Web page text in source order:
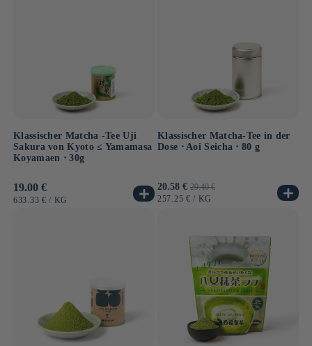
Klassischer Matcha -Tee Uji
Sakura von Kyoto ≤ Yamamasa
Koyamaen ⋅ 30g
Normaler
Preis
19.00 €
GRUNDPREIS
633.33 € / PRO
KG
Klassischer Matcha-Tee in der
Dose ⋅ Aoi Seicha ⋅ 80 g
Verkaufspreis
20.58 € Normaler
Preis
29.40 €
GRUNDPREIS
257.25 € / PRO
KG